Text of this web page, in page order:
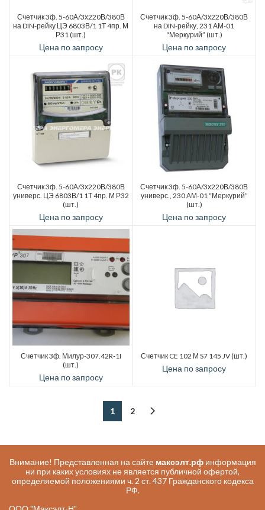
Счетчик 3ф. 5-60А/3х220В/380В
на DIN-рейку ЦЭ 6803В/1 1Т 4пр. М
Р31 (шт.)
Цена по запросу
Счетчик 3ф. 5-60А/3х220В/380В
на DIN-рейку, 231 АМ-01
“Меркурий” (шт.)
Цена по запросу
Счетчик 3ф. 5-60А/3х220В/380В
универс. ЦЭ 6803В/1 1Т 4пр. М Р32
(шт.)
Цена по запросу
Счетчик 3ф. 5-60А/3х220В/380В
универс., 230 АМ-01 “Меркурий”
(шт.)
Цена по запросу
Счетчик 3ф. Милур-307.42R-1I
(шт.)
Цена по запросу
Счетчик CE 102 М S7 145 JV (шт.)
Цена по запросу
1 2
Внимание! Представленная на сайте максэлт.рфинформация
ни при каких условиях не является публичной офертой,
определяемой положениями ч. 2 ст. 437 Гражданского кодекса
РФ.